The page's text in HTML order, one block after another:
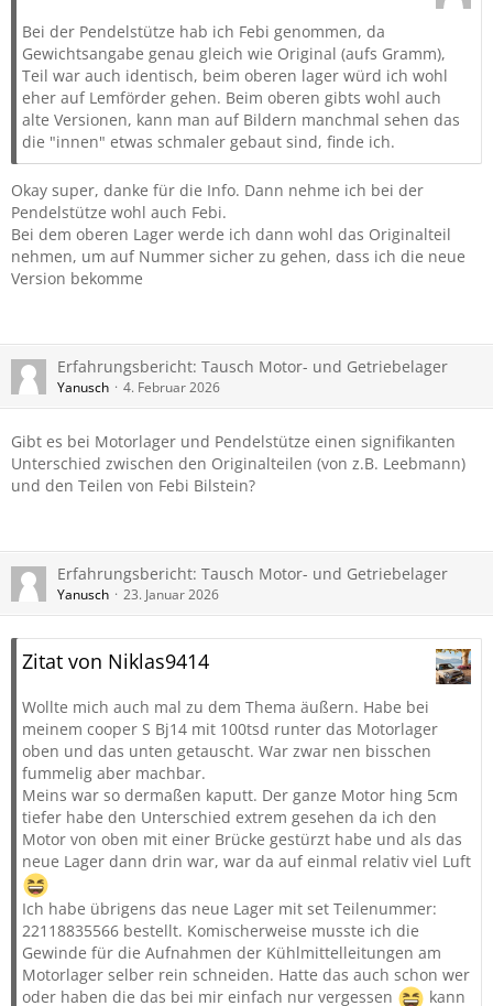
Bei der Pendelstütze hab ich Febi genommen, da
Gewichtsangabe genau gleich wie Original (aufs Gramm),
Teil war auch identisch, beim oberen lager würd ich wohl
eher auf Lemförder gehen. Beim oberen gibts wohl auch
alte Versionen, kann man auf Bildern manchmal sehen das
die "innen" etwas schmaler gebaut sind, finde ich.
Okay super, danke für die Info. Dann nehme ich bei der
Pendelstütze wohl auch Febi.
Bei dem oberen Lager werde ich dann wohl das Originalteil
nehmen, um auf Nummer sicher zu gehen, dass ich die neue
Version bekomme
Erfahrungsbericht: Tausch Motor- und Getriebelager
Yanusch 4. Februar 2026
Gibt es bei Motorlager und Pendelstütze einen signifikanten
Unterschied zwischen den Originalteilen (von z.B. Leebmann)
und den Teilen von Febi Bilstein?
Erfahrungsbericht: Tausch Motor- und Getriebelager
Yanusch 23. Januar 2026
Zitat von Niklas9414
Wollte mich auch mal zu dem Thema äußern. Habe bei
meinem cooper S Bj14 mit 100tsd runter das Motorlager
oben und das unten getauscht. War zwar nen bisschen
fummelig aber machbar.
Meins war so dermaßen kaputt. Der ganze Motor hing 5cm
tiefer habe den Unterschied extrem gesehen da ich den
Motor von oben mit einer Brücke gestürzt habe und als das
neue Lager dann drin war, war da auf einmal relativ viel Luft
Ich habe übrigens das neue Lager mit set Teilenummer:
22118835566 bestellt. Komischerweise musste ich die
Gewinde für die Aufnahmen der Kühlmittelleitungen am
Motorlager selber rein schneiden. Hatte das auch schon wer
oder haben die das bei mir einfach nur vergessen
kann